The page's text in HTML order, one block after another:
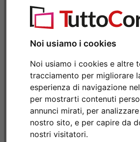
Noi usiamo i cookies
Noi usiamo i cookies e altre
tracciamento per migliorare
esperienza di navigazione
per mostrarti contenuti
annunci mirati, per
nostro sito, e per capire da
nostri visitatori.